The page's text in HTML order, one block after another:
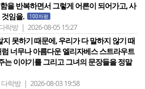
을 반복하면서 그렇게 어른이 되어가고, 사
임을.
100자평
락방 | 2026-08-05 15:27
못하기 때문에, 우리가 다 말하지 않기 때
너무나 아름다운 엘리자베스 스트라우트
는 이야기를 그리고 그녀의 문장들을 정말
다락방 | 2026-08-03 19:58